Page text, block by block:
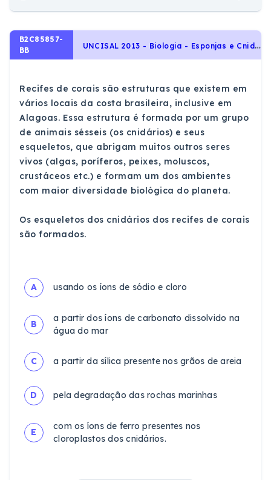
B2C85857-
BB
U
NCISAL 2013 - Biologia - Esponjas e Cnidários, Identidade dos seres vivos
Recifes de corais são estruturas que existem em
vários locais da costa brasileira, inclusive em
Alagoas. Essa estrutura é formada por um grupo
de animais sésseis (os cnidários) e seus
esqueletos, que abrigam muitos outros seres
vivos (algas, poríferos, peixes, moluscos,
crustáceos etc.) e formam um dos ambientes
com maior diversidade biológica do planeta.
Os esqueletos dos cnidários dos recifes de corais
são formados.
A usando os íons de sódio e cloro
B
a partir dos íons de carbonato dissolvido na
água do mar
C a partir da sílica presente nos grãos de areia
D pela degradação das rochas marinhas
E
com os íons de ferro presentes nos
cloroplastos dos cnidários.